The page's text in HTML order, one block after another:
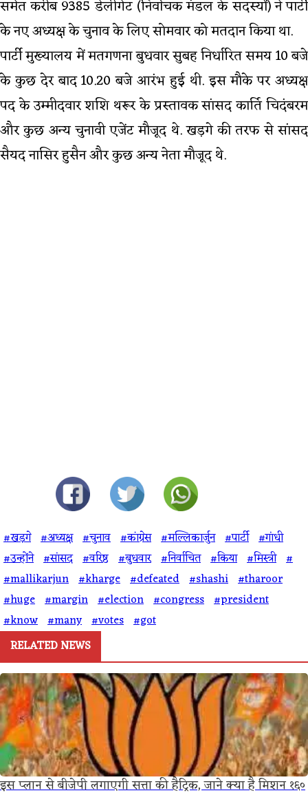
समेत करीब 9385 डेलीगेट (निर्वाचक मंडल के सदस्यों) ने पार्टी
के नए अध्यक्ष के चुनाव के लिए सोमवार को मतदान किया था.
पार्टी मुख्यालय में मतगणना बुधवार सुबह निर्धारित समय 10 बजे
के कुछ देर बाद 10.20 बजे आरंभ हुई थी. इस मौके पर अध्यक्ष
पद के उम्मीदवार शशि थरूर के प्रस्तावक सांसद कार्ति चिदंबरम
और कुछ अन्य चुनावी एजेंट मौजूद थे. खड़गे की तरफ से सांसद
सैयद नासिर हुसैन और कुछ अन्य नेता मौजूद थे.
#खड़गे #अध्यक्ष #चुनाव #कांग्रेस #मल्लिकार्जुन #पार्टी #गांधी
#उन्होंने #सांसद #वरिष्ठ #बुधवार #निर्वाचित #किया #मिस्त्री #
#mallikarjun #kharge #defeated #shashi #tharoor
#huge #margin #election #congress #president
#know #many #votes #got
RELATED NEWS
इस प्लान से बीजेपी लगाएगी सत्ता की हैट्रिक, जाने क्या है मिशन १६०